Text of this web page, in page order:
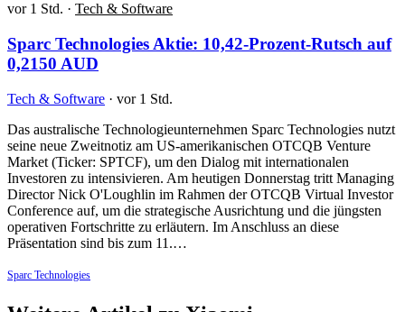
vor 1 Std. · Tech & Software
Sparc Technologies Aktie: 10,42-Prozent-Rutsch auf
0,2150 AUD
Tech & Software · vor 1 Std.
Das australische Technologieunternehmen Sparc Technologies nutzt
seine neue Zweitnotiz am US-amerikanischen OTCQB Venture
Market (Ticker: SPTCF), um den Dialog mit internationalen
Investoren zu intensivieren. Am heutigen Donnerstag tritt Managing
Director Nick O'Loughlin im Rahmen der OTCQB Virtual Investor
Conference auf, um die strategische Ausrichtung und die jüngsten
operativen Fortschritte zu erläutern. Im Anschluss an diese
Präsentation sind bis zum 11.…
Sparc Technologies